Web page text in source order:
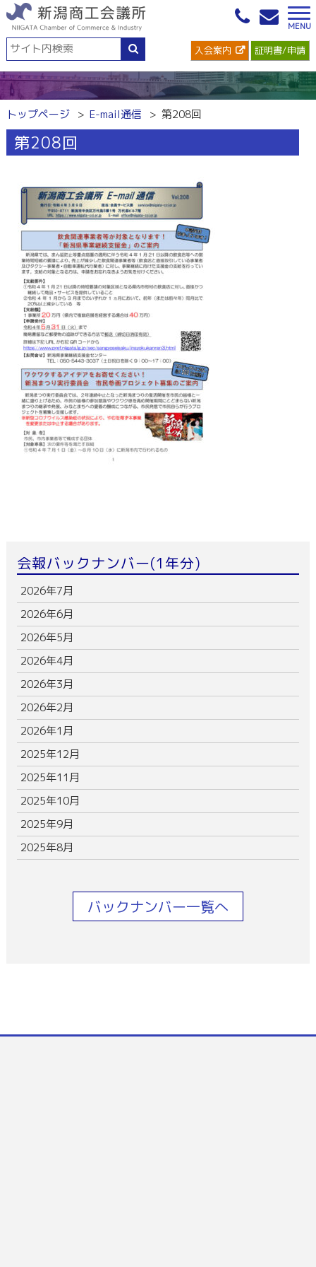
入会案内 証明書/申請
トップページ E-mail通信 第208回
第208回
会報バックナンバー(1年分)
2026年7月
2026年6月
2026年5月
2026年4月
2026年3月
2026年2月
2026年1月
2025年12月
2025年11月
2025年10月
2025年9月
2025年8月
バックナンバー一覧へ